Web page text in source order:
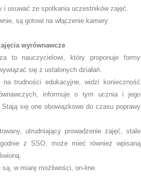
usuwać ze spotkania uczestników zajęć.
są gotowi na włączenie kamery.
wyrównawcze
to nauczycielowi, który proponuje formy
się z ustalonych działań.
trudności edukacyjne, widzi konieczność
informuje o tym ucznia i jego
się one obowiązkowe do czasu poprawy
utrudniający prowadzenie zajęć, stale
z SSO, może mieć również wpisaną
są, w miarę możliwości, on-line.